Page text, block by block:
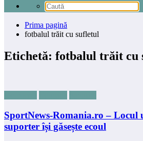
Prima pagină
fotbalul trăit cu sufletul
Etichetă: fotbalul trăit cu
SportNews-Romania.ro – Locul
suporter își găsește ecoul